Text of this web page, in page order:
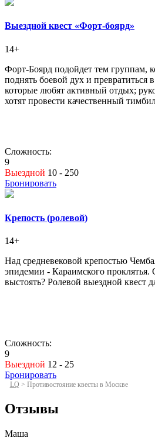
Выездной квест «Форт-боярд»
14+
Форт-Боярд подойдет тем группам,
поднять боевой дух и превратиться
которые любят активный отдых;
хотят провести качественный
Сложность:
9
Выездной 10 - 250
Бронировать
Крепость (ролевой)
14+
Над средневековой крепостью
эпидемии - Караимского
выстоять? Ролевой выездной квест
Сложность:
9
Выездной 12 - 25
Бронировать
LQ > Противостояние квесты в Москве
Отзывы
Маша